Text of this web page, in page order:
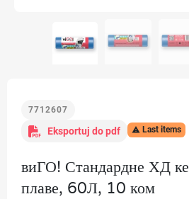
7712607
Eksportuj do pdf  Last items
виГО! Стандардне ХД
плаве, 60Л, 10 ком